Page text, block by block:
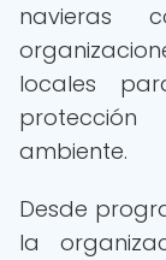
navieras
locales
ambiente.
Desde
la